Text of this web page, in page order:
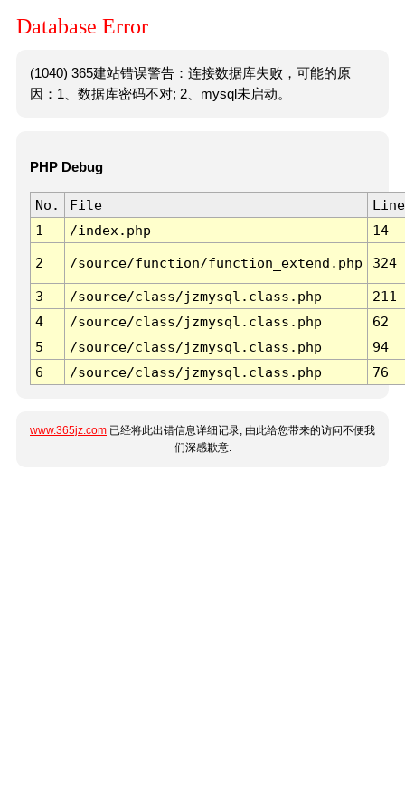
Database Error
(1040) 365建站错误警告：连接数据库失败，可能的原
因：1、数据库密码不对; 2、mysql未启动。
PHP Debug
No. File
Line
1
/index.php 14
2 /source/function/function_extend.php 324
3 /source/class/jzmysql.class.php
211
4
/source/class/jzmysql.class.php
62
5
/source/class/jzmysql.class.php
94
6
/source/class/jzmysql.class.php 76
www.365jz.com 已经将此出错信息详细记录, 由此给您带来的访问不便我
们深感歉意.